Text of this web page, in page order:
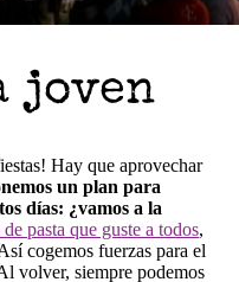
joven
Hay que aprovechar
un plan para
días: ¿vamos a la
pasta que guste a todos,
cogemos fuerzas para el
volver, siempre podemos